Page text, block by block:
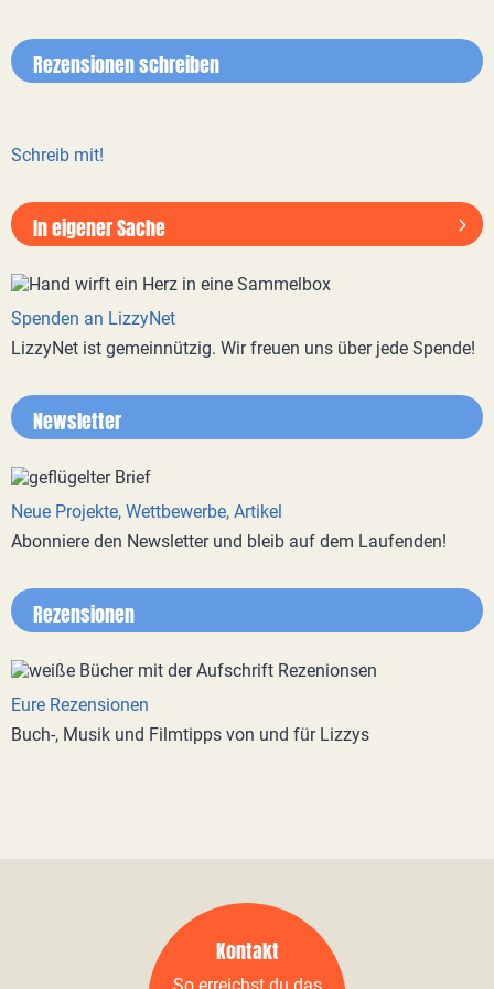
Rezensionen schreiben
Schreib mit!
In eigener Sache
Spenden an LizzyNet
LizzyNet ist gemeinnützig. Wir freuen uns über jede Spende!
Newsletter
Neue Projekte, Wettbewerbe, Artikel
Abonniere den Newsletter und bleib auf dem Laufenden!
Rezensionen
Eure Rezensionen
Buch-, Musik und Filmtipps von und für Lizzys
Kontakt